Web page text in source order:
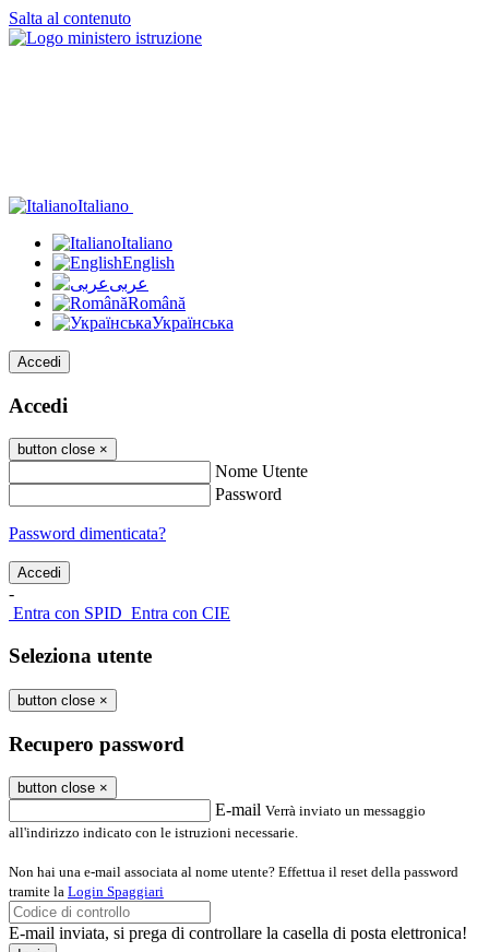
Salta al contenuto
Italiano
Italiano
English
عربى
Română
Українська
Accedi
Accedi
button close ×
Nome Utente
Password
Password dimenticata?
-
Entra con SPID Entra con CIE
Seleziona utente
button close ×
Recupero password
button close ×
E-mail Verrà inviato un messaggio
all'indirizzo indicato con le istruzioni necessarie.
Non hai una e-mail associata al nome utente? Effettua il reset della password
tramite la Login Spaggiari
E-mail inviata, si prega di controllare la casella di posta elettronica!